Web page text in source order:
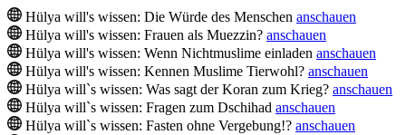
Hülya will's wissen: Die Würde des Menschen anschauen
Hülya will's wissen: Frauen als Muezzin? anschauen
Hülya will's wissen: Wenn Nichtmuslime einladen anschauen
Hülya will's wissen: Kennen Muslime Tierwohl? anschauen
Hülya will`s wissen: Was sagt der Koran zum Krieg? anschauen
Hülya will`s wissen: Fragen zum Dschihad anschauen
Hülya will`s wissen: Fasten ohne Vergebung!? anschauen